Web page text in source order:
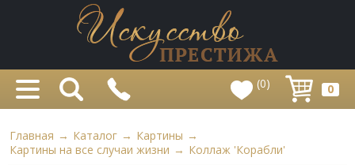
(0) 0
Главная → Каталог → Картины →
Картины на все случаи жизни → Коллаж 'Корабли'